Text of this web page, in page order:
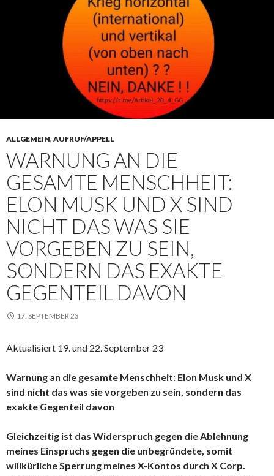
ALLGEMEIN, AUFRUF/APPELL
WARNUNG AN DIE
GESAMTE MENSCHHEIT:
ELON MUSK UND X SIND
NICHT DAS WAS SIE
VORGEBEN ZU SEIN,
SONDERN DAS EXAKTE
GEGENTEIL DAVON
17. SEPTEMBER 23
Aktualisiert 19. und 22. September 23
Warnung an die gesamte Menschheit: Elon Musk und X
sind nicht das was sie vorgeben zu sein, sondern das
exakte Gegenteil davon
Gleichzeitig ist das Widerspruch gegen die Ablehnung
meines Einspruchs gegen die unbegründete, somit
willkürliche Sperrung meines X-Kontos durch X Corp.